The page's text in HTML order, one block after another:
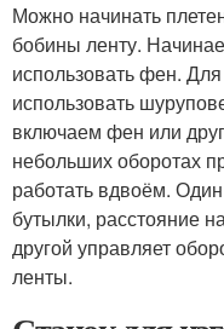
Можно начинать
бобины ленту.
использовать фен.
использовать
включаем фен или
небольших оборотах
работать вдвоём.
бутылки, расстояние
другой управляет
ленты.